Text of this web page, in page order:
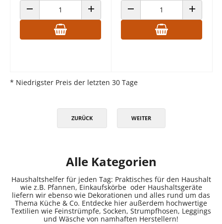
ANZAHL VERRINGERN ANZAHL ERHÖHENANZAHL VERRINGERN ANZAHL
* Niedrigster Preis der letzten 30 Tage
ZURÜCK WEITER
Alle Kategorien
Haushaltshelfer für jeden Tag: Praktisches für den Haushalt
wie z.B. Pfannen, Einkaufskörbe oder Haushaltsgeräte
liefern wir ebenso wie Dekorationen und alles rund um das
Thema Küche & Co. Entdecke hier außerdem hochwertige
Textilien wie Feinstrümpfe, Socken, Strumpfhosen, Leggings
und Wäsche von namhaften Herstellern!